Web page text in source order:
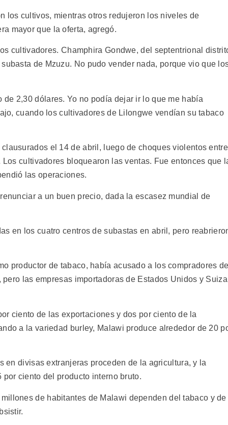
los cultivos, mientras otros redujeron los niveles de
mayor que la oferta, agregó.
cultivadores. Champhira Gondwe, del septentrional
de Mzuzu. No pudo vender nada, porque vio que
2,30 dólares. Yo no podía dejar ir lo que me había
cuando los cultivadores de Lilongwe vendían su tabaco
el 14 de abril, luego de choques violentos entre
cultivadores bloquearon las ventas. Fue entonces que
las operaciones.
a un buen precio, dada la escasez mundial de
en los cuatro centros de subastas en abril, pero
productor de tabaco, había acusado a los compradores
las empresas importadoras de Estados Unidos y Suiza
ciento de las exportaciones y dos por ciento de la
a la variedad burley, Malawi produce alrededor de 20
en divisas extranjeras proceden de la agricultura, y la
ciento del producto interno bruto.
de habitantes de Malawi dependen del tabaco y de